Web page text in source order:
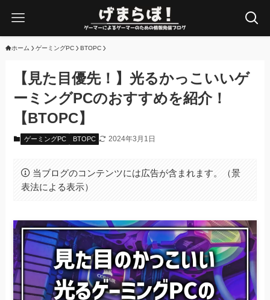
ホーム ゲーミングPC BTOPC
【見た目優先！】光るかっこいいゲ
ーミングPCのおすすめを紹介！
【BTOPC】
ゲーミングPC BTOPC 2024年3月1日
当ブログのコンテンツには広告が含まれます。（景
表法による表示）